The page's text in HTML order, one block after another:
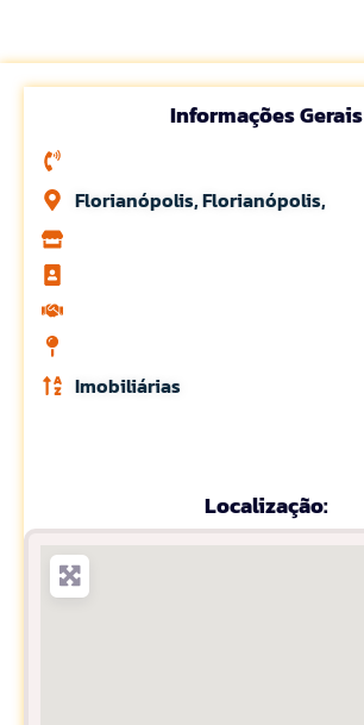
Informações Gerais
Florianópolis, Florianópolis,
Imobiliárias
Localização: